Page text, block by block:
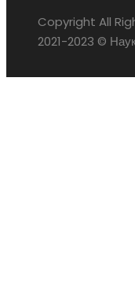
Copyright All
2021-2023 ©